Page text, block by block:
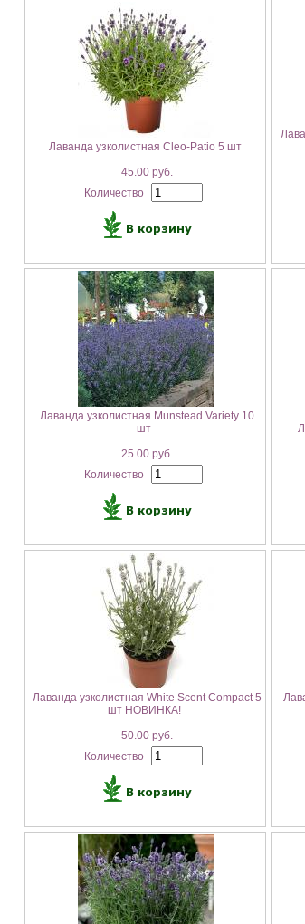
Лаванда узколистная Cleo-Patio 5 шт
45.00 руб.
Количество
Лаванда узколистная Munstead Variety 10
шт
25.00 руб.
Количество
Лаванда узколистная White Scent Compact 5
шт НОВИНКА!
50.00 руб.
Количество